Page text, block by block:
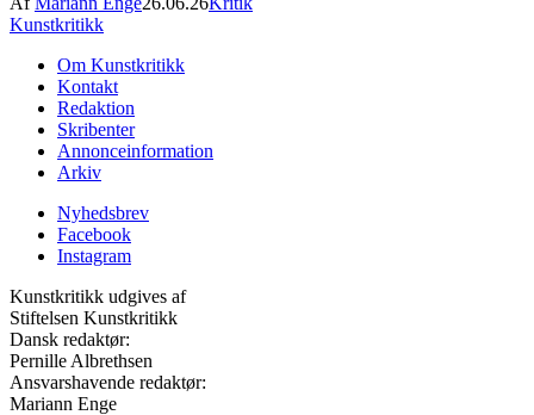
Kunstkritikk
Om Kunstkritikk
Kontakt
Redaktion
Skribenter
Annonceinformation
Arkiv
Nyhedsbrev
Facebook
Instagram
Kunstkritikk udgives af
Stiftelsen Kunstkritikk
Dansk redaktør:
Pernille Albrethsen
Ansvarshavende redaktør:
Mariann Enge